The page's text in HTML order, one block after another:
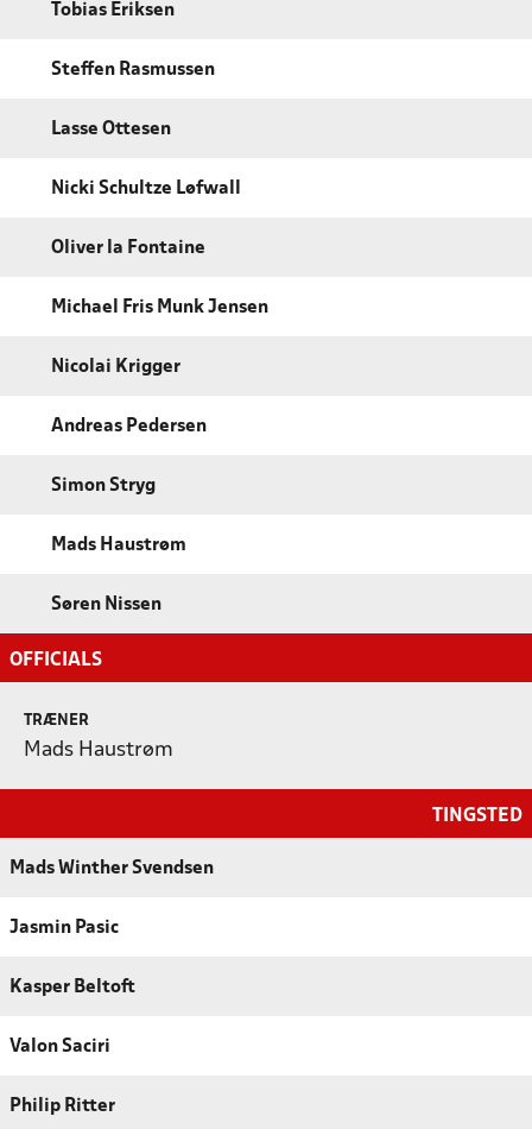
Tobias Eriksen
Steffen Rasmussen
Lasse Ottesen
Nicki Schultze Løfwall
Oliver la Fontaine
Michael Fris Munk Jensen
Nicolai Krigger
Andreas Pedersen
Simon Stryg
Mads Haustrøm
Søren Nissen
OFFICIALS
TRÆNER
Mads Haustrøm
TINGSTED
Mads Winther Svendsen
Jasmin Pasic
Kasper Beltoft
Valon Saciri
Philip Ritter